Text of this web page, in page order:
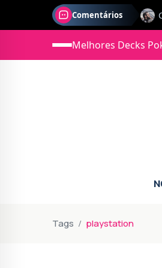
Comentários
Melhores Decks
Tags playstation